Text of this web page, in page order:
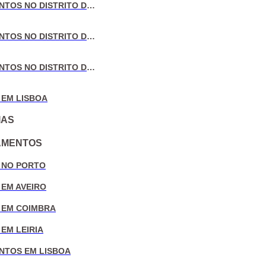
VENDA DE APARTAMENTOS NO DISTRITO DE AVEIRO
VENDA DE APARTAMENTOS NO DISTRITO DE COIMBRA
VENDA DE APARTAMENTOS NO DISTRITO DE LEIRIA
LISBOA
PORTO
AVEIRO
COIMBRA
LEIRIA
EM LISBOA